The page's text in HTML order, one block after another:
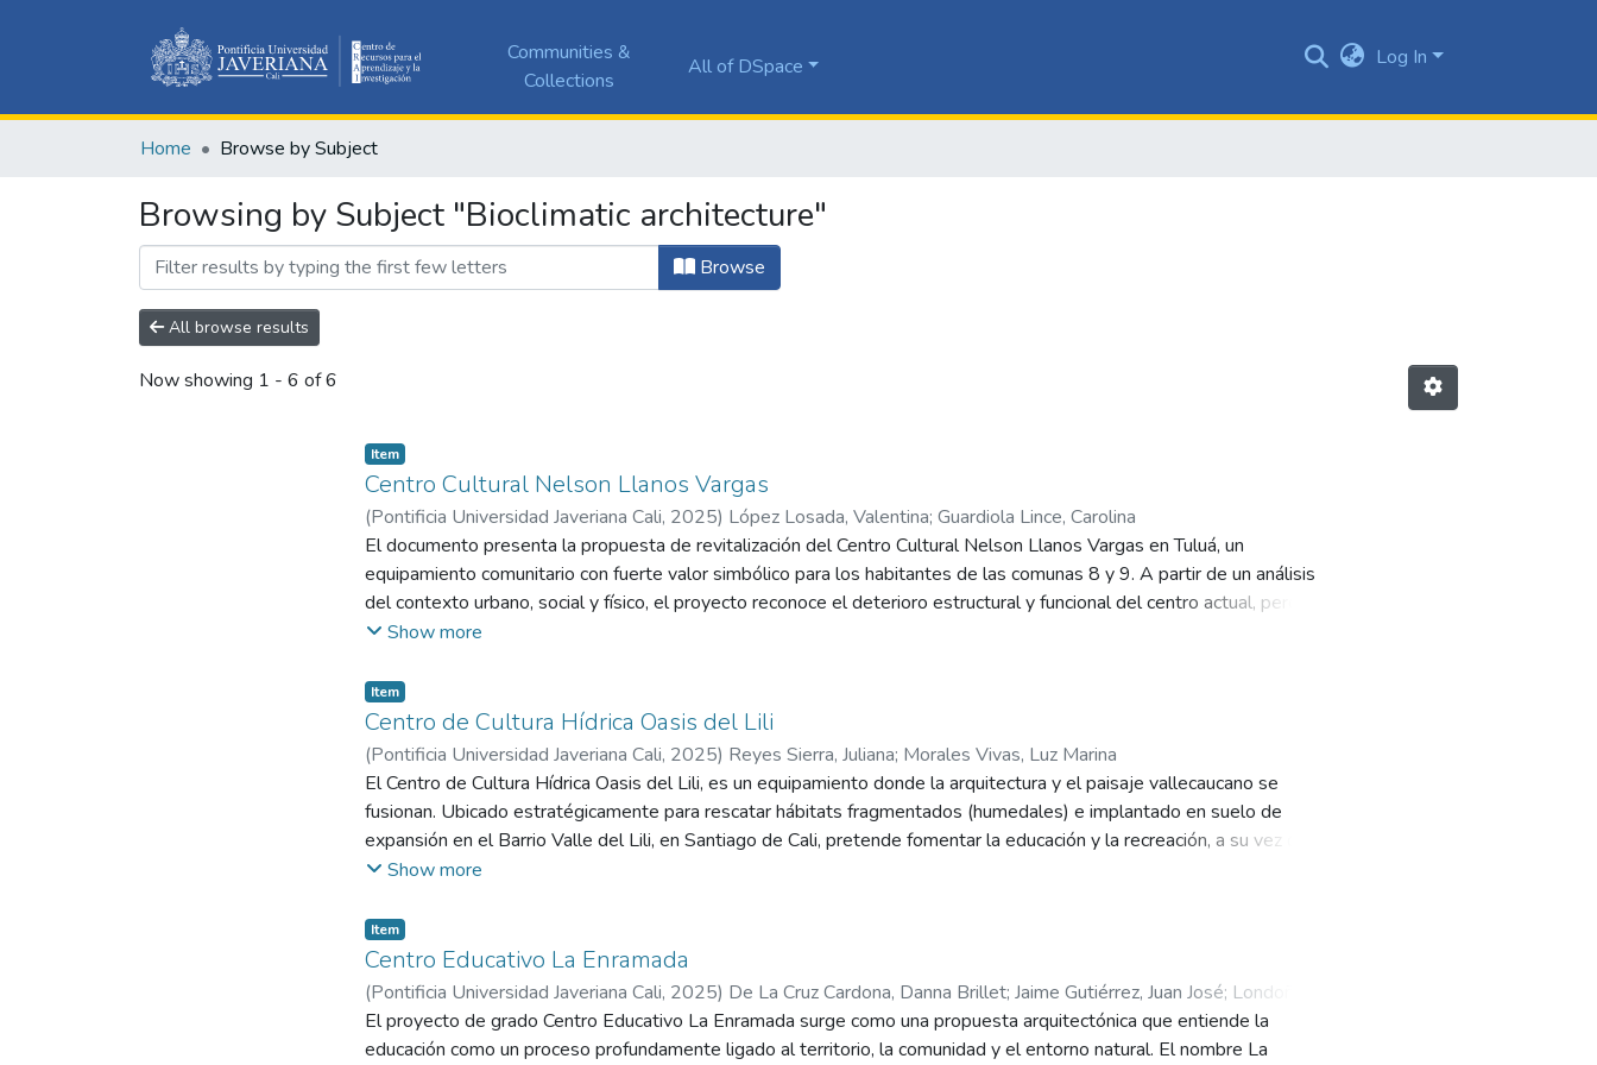
Communities &
Collections
All of DSpace Log In
Home Browse by Subject
Browsing by Subject "Bioclimatic architecture"
Browse
All browse results
Now showing 1 - 6 of 6
Item
Centro Cultural Nelson Llanos Vargas
(Pontificia Universidad Javeriana Cali, 2025) López Losada, Valentina; Guardiola Lince, Carolina
El documento presenta la propuesta de revitalización del Centro Cultural Nelson Llanos Vargas en Tuluá, un
equipamiento comunitario con fuerte valor simbólico para los habitantes de las comunas 8 y 9. A partir de un análisis
del contexto urbano, social y físico, el proyecto reconoce el deterioro estructural y funcional del centro actual, pero
también su papel como eje de memoria, encuentro y formación cultural. La propuesta arquitectónica busca reconstruir la
del entorno. El nuevo diseño incorpora un volumen compacto con patios articuladores, circulaciones perimetrales,
espacios flexibles para actividades artísticas y una integración cuidadosa con las dinámicas barriales. Además, se
plantean criterios bioclimáticos y soluciones sostenibles que optimizan el confort térmico y reducen el impacto
ambiental. El proyecto se concibe como un nodo cultural y social que promueve el intercambio intergeneracional,
fortalece la identidad local y contribuye a la reducción de la violencia a través de la participación comunitaria y el acceso
a espacios seguros y de calidad.
Show more
Item
Centro de Cultura Hídrica Oasis del Lili
(Pontificia Universidad Javeriana Cali, 2025) Reyes Sierra, Juliana; Morales Vivas, Luz Marina
El Centro de Cultura Hídrica Oasis del Lili, es un equipamiento donde la arquitectura y el paisaje vallecaucano se
fusionan. Ubicado estratégicamente para rescatar hábitats fragmentados (humedales) e implantado en suelo de
expansión en el Barrio Valle del Lili, en Santiago de Cali, pretende fomentar la educación y la recreación, a su vez que
contribuye a una gestión ambiental sostenible. Este bosque urbano en medio de un barrio lleno de concreto, tiene como
proyecto, inspirado en el agua, se implanta como símbolo de lo indisoluble: lo natural y el habitar humano.
Show more
Item
Centro Educativo La Enramada
(Pontificia Universidad Javeriana Cali, 2025) De La Cruz Cardona, Danna Brillet; Jaime Gutiérrez, Juan José; Londoño
Venegas, Sasha Vanessa
El proyecto de grado Centro Educativo La Enramada surge como una propuesta arquitectónica que entiende la
educación como un proceso profundamente ligado al territorio, la comunidad y el entorno natural. El nombre La